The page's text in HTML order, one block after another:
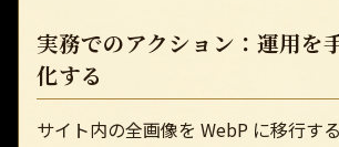
実務でのアクション：運用を
化する
サイト内の全画像を WebP に移行す